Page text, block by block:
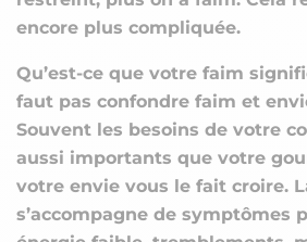
encore plus compliquée.
Qu’est-ce que votre faim
faut pas confondre faim et
Souvent les besoins de votre
aussi importants que votre
votre envie vous le fait croire.
s’accompagne de symptômes